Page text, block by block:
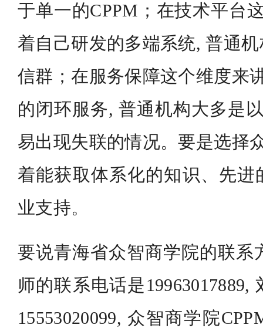
于单一的CPPM；在技术平台
着自己研发的多端系统, 普通
信群；在服务保障这个维度来
的闭环服务, 普通机构大多是
易出现失联的情况。要是选择
着能获取体系化的知识、先进
业支持。
要说青海省众智商学院的联系
师的联系电话是
15553020099, 众智商学院